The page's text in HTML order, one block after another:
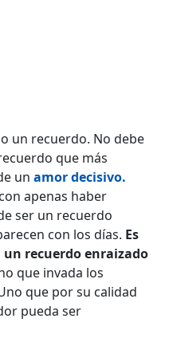
un recuerdo. No debe
que más
unamor decisivo.
apenas haber
ser un recuerdo
con los días. Es
recuerdo enraizado
que invada los
que por su calidad
pueda ser